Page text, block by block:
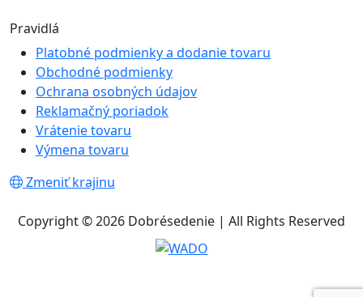
Pravidlá
Platobné podmienky a dodanie tovaru
Obchodné podmienky
Ochrana osobných údajov
Reklamačný poriadok
Vrátenie tovaru
Výmena tovaru
Zmeniť krajinu
Copyright © 2026 Dobrésedenie | All Rights Reserved